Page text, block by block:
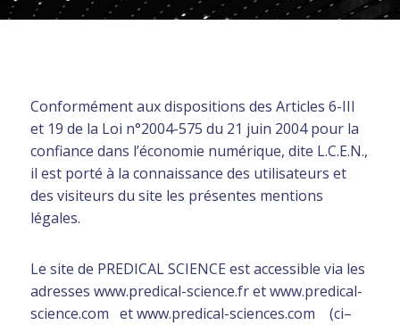
Conformément aux dispositions des Articles 6-III
et 19 de la Loi n°2004-575 du 21 juin 2004 pour la
confiance dans l’économie numérique, dite L.C.E.N.,
il est porté à la connaissance des utilisateurs et
des visiteurs du site les présentes mentions
légales.
Le site de PREDICAL SCIENCE est accessible via les
adresses www.predical-science.fr et www.predical-
science.com et www.predical-sciences.com (ci–